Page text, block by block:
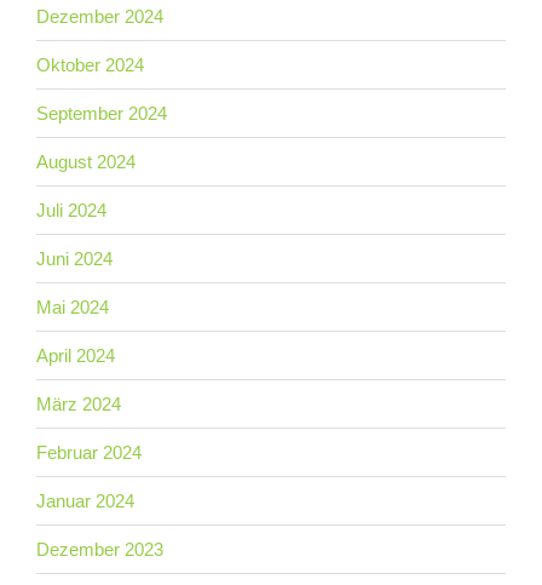
Dezember 2024
Oktober 2024
September 2024
August 2024
Juli 2024
Juni 2024
Mai 2024
April 2024
März 2024
Februar 2024
Januar 2024
Dezember 2023